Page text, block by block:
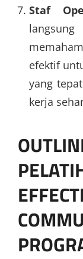
Staf
efektif
yang
kerja